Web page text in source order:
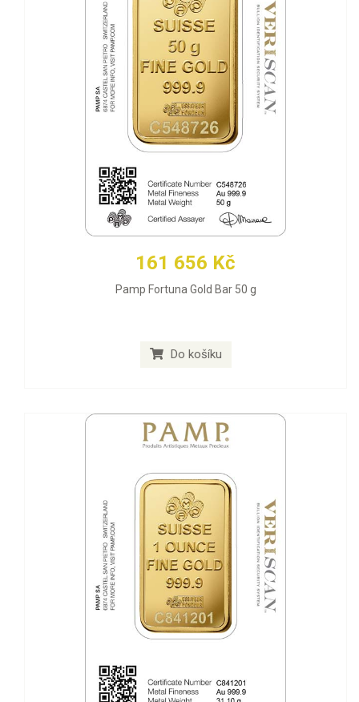
161 656 Kč
Pamp Fortuna Gold Bar 50 g
Do košíku